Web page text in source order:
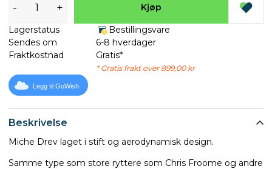
Beskrivelse
Miche Drev laget i stift og aerodynamisk design.
Samme type som store ryttere som Chris Froome og andre
- + Kjøp
Lagerstatus
Bestillingsvare
Sendes om
6-8 hverdager
Fraktkostnad
Gratis*
* Gratis frakt over 899,00 kr
Legg til GoWish